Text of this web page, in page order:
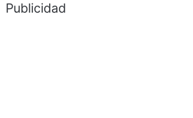
Publicidad